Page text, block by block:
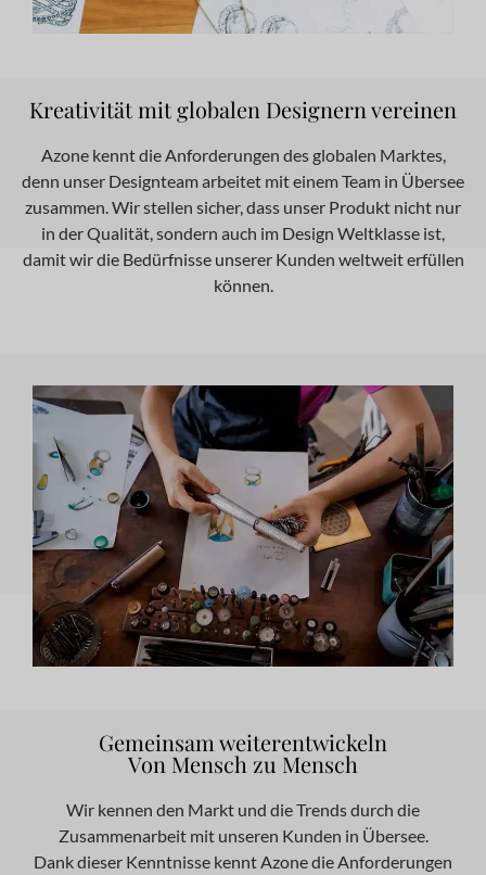
Kreativität mit globalen Designern vereinen
Azone kennt die Anforderungen des globalen Marktes,
denn unser Designteam arbeitet mit einem Team in Übersee
zusammen. Wir stellen sicher, dass unser Produkt nicht nur
in der Qualität, sondern auch im Design Weltklasse ist,
damit wir die Bedürfnisse unserer Kunden weltweit erfüllen
können.
Gemeinsam weiterentwickeln
Von Mensch zu Mensch
Wir kennen den Markt und die Trends durch die
Zusammenarbeit mit unseren Kunden in Übersee.
Dank dieser Kenntnisse kennt Azone die Anforderungen